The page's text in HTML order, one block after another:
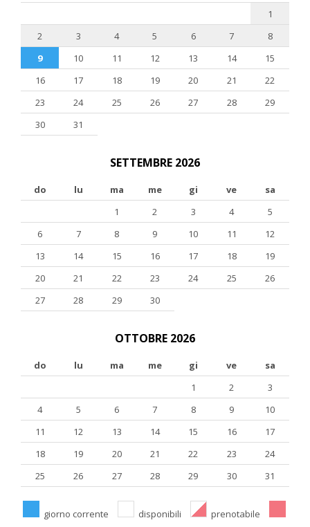
1
2
3 4 5 6 7
8
9
10 11 12 13 14
15
16
17 18 19 20 21
22
23
24 25 26 27 28
29
30
31
SETTEMBRE 2026
do lu ma me gi ve
sa
1
2 3 4
5
6
7 8 9 10 11
12
13
14 15 16 17 18
19
20
21 22 23 24 25
26
27
28 29 30
OTTOBRE 2026
do lu ma me gi ve
sa
1
2
3
4
5 6 7 8 9
10
11
12 13 14 15 16
17
18
19 20 21 22 23
24
25
26 27 28 29 30 31
giorno corrente disponibili prenotabile